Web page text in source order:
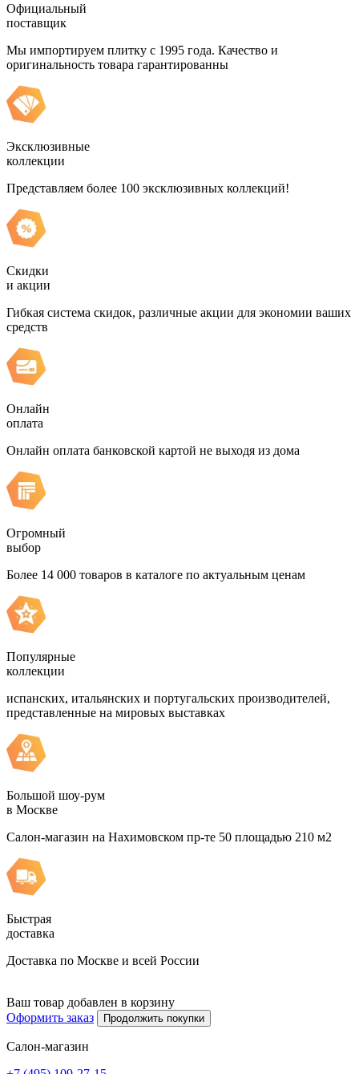
Официальный
поставщик
Мы импортируем плитку с 1995 года. Качество и
оригинальность товара гарантированны
Эксклюзивные
коллекции
Представляем более 100 эксклюзивных коллекций!
Скидки
и акции
Гибкая система скидок, различные акции для экономии ваших
средств
Онлайн
оплата
Онлайн оплата банковской картой не выходя из дома
Огромный
выбор
Более 14 000 товаров в каталоге по актуальным ценам
Популярные
коллекции
испанских, итальянских и португальских производителей,
представленные на мировых выставках
Большой шоу-рум
в Москве
Салон-магазин на Нахимовском пр-те 50 площадью 210 м2
Быстрая
доставка
Доставка по Москве и всей России
Ваш товар добавлен в корзину
Оформить заказ
Продолжить покупки
Салон-магазин